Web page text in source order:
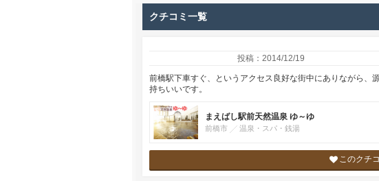
クチコミ一覧
投稿：2014/12/19
前橋駅下車すぐ、というアクセス良好な街中にありながら
持ちいいです。
まえばし駅前天然温泉 ゆ～ゆ
前橋市 温泉・スパ・銭湯
このクチ